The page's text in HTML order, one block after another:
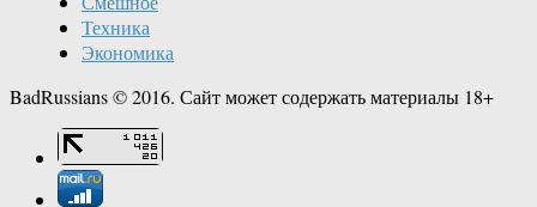
Техника
Экономика
BadRussians © 2016. Сайт может содержать материалы 18+